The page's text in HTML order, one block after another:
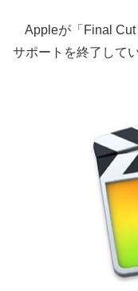
Appleが「Final Cut
サポートを終了して